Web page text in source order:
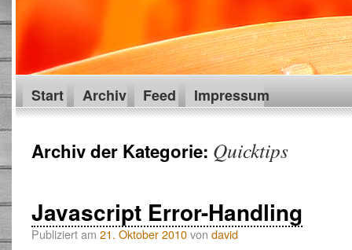
Start Archiv Feed Impressum
Archiv der Kategorie: Quicktips
Javascript Error-Handling
Publiziert am 21. Oktober 2010von david